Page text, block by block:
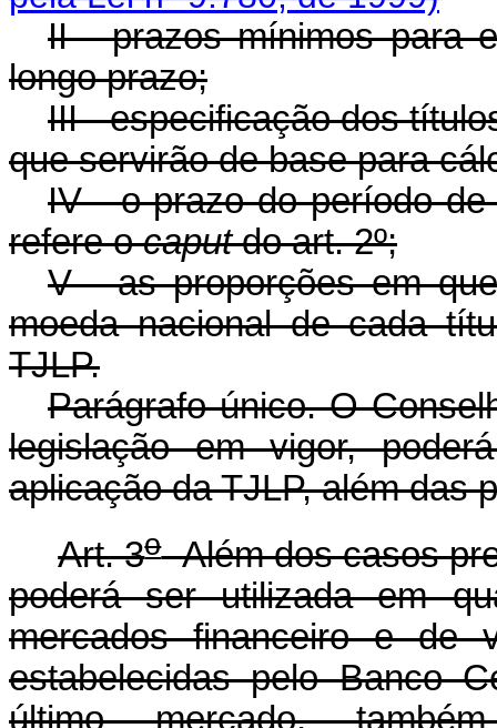
II - prazos mínimos para
longo prazo;
III - especificação dos
que servirão de base para
IV - o prazo do período
refere ocaputdo art. 2º;
V - as proporções em
moeda nacional de cada
TJLP.
Parágrafo único. O
legislação em vigor,
aplicação da TJLP, além das
Art. 3oAlém dos casos
poderá ser utilizada em
mercados financeiro e de
estabelecidas pelo Banco
último mercado,